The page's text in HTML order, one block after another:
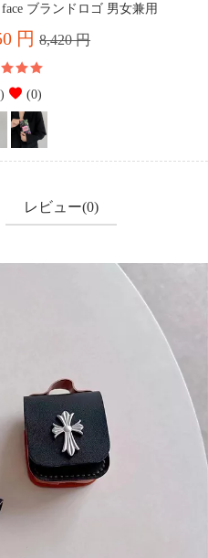
ブランドロゴ 男女兼用
円8,420 円
(0)
レビュー(0)